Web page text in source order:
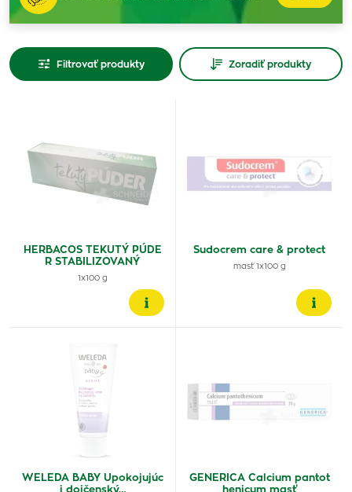
Filtrovať produkty Zoradiť produkty
HERBACOS TEKUTÝ PÚDE
R STABILIZOVANÝ
1x100 g
Sudocrem care & protect
masť 1x100 g
WELEDA BABY Upokojujúc
GENERICA Calcium pantot